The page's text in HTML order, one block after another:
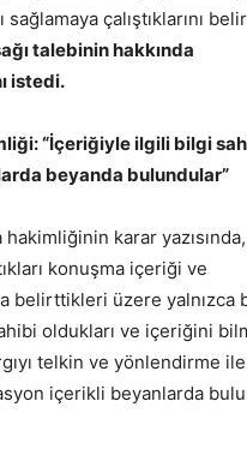
çalıştıklarını
talebinin hakkında
istedi.
“İçeriğiyle ilgili bilgi
beyanda bulundular”
karar yazısında,
konuşma içeriği ve
belirttikleri üzere yalnızca
oldukları ve içeriğini
telkin ve yönlendirme
içerikli beyanlarda